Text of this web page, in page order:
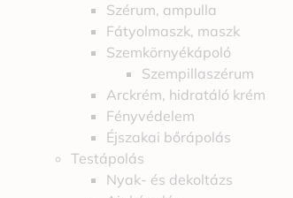
Szérum, ampulla
Fátyolmaszk, maszk
Szemkörnyékápoló
Szempillaszérum
Arckrém, hidratáló krém
Fényvédelem
Éjszakai bőrápolás
Testápolás
Nyak- és dekoltázs